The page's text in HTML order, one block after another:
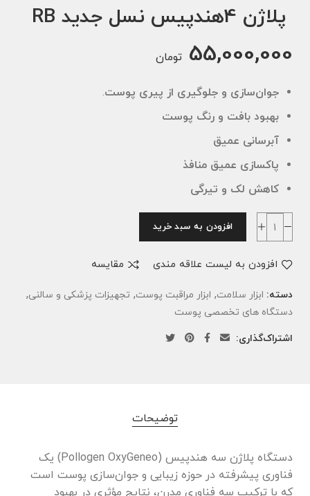
پلاژن 4هندپیس نسل جدید RB
55,000,000 تومان
جوان‌سازی و جلوگیری از پیری پوست.
بهبود بافت و رنگ پوست
آبرسانی عمیق
پاکسازی عمیق منافذ
کاهش لک و تیرگی
افزودن به سبد خرید
افزودن به لیست علاقه مندی مقایسه
دسته: ابزار سلامت, ابزار مراقبت پوست, تجهیزات پزشکی و سالنی,
دستگاه های تخصصی پوست
اشتراک‌گذاری:
توضیحات
دستگاه پلاژن سه هندپیس (Pollogen OxyGeneo) یک
فناوری پیشرفته در حوزه زیبایی و جوان‌سازی پوست است
که با ترکیب سه فناوری مدرن، نتایج مؤثری در بهبود